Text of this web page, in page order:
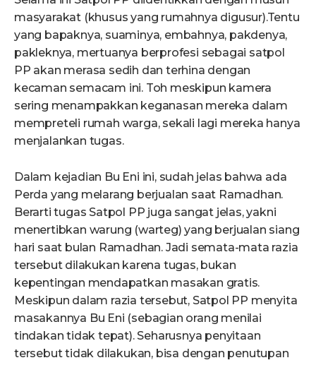
masyarakat (khusus yang rumahnya digusur).Tentu
yang bapaknya, suaminya, embahnya, pakdenya,
pakleknya, mertuanya berprofesi sebagai satpol
PP akan merasa sedih dan terhina dengan
kecaman semacam ini. Toh meskipun kamera
sering menampakkan keganasan mereka dalam
mempreteli rumah warga, sekali lagi mereka hanya
menjalankan tugas.
Dalam kejadian Bu Eni ini, sudah jelas bahwa ada
Perda yang melarang berjualan saat Ramadhan.
Berarti tugas Satpol PP juga sangat jelas, yakni
menertibkan warung (warteg) yang berjualan siang
hari saat bulan Ramadhan. Jadi semata-mata razia
tersebut dilakukan karena tugas, bukan
kepentingan mendapatkan masakan gratis.
Meskipun dalam razia tersebut, Satpol PP menyita
masakannya Bu Eni (sebagian orang menilai
tindakan tidak tepat). Seharusnya penyitaan
tersebut tidak dilakukan, bisa dengan penutupan